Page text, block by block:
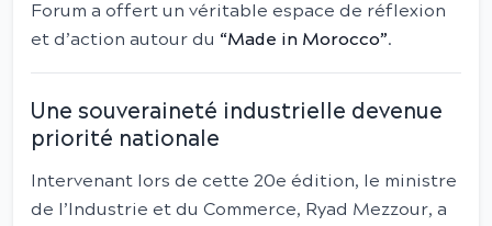
Forum a offert un véritable espace de réflexion
et d’action autour du “Made in Morocco”.
Une souveraineté industrielle devenue
priorité nationale
Intervenant lors de cette 20e édition, le ministre
de l’Industrie et du Commerce, Ryad Mezzour, a